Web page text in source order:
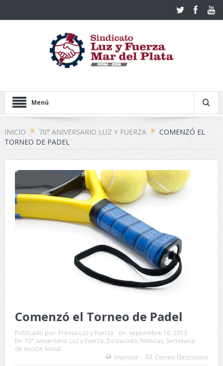
Menú
INICIO 70° ANIVERSARIO LUZ Y FUERZA
COMENZÓ EL
TORNEO DE PADEL
Comenzó el Torneo de Padel
Publicado por: Prensa Luz y Fuerza on: septiembre 16, 2013
En: 70° aniversario Luz y Fuerza, Destacado, Noticias, Secretaría
de Acción Social
Imprimir
Correo Electrónico